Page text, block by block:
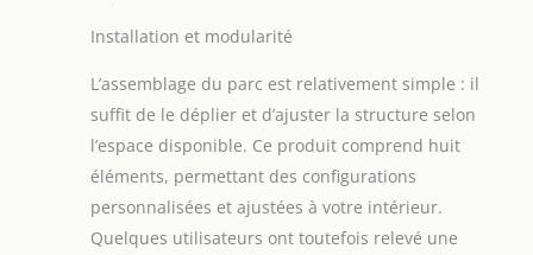
Installation et modularité
L’assemblage du parc est relativement simple : il
suffit de le déplier et d’ajuster la structure selon
l’espace disponible. Ce produit comprend huit
éléments, permettant des configurations
personnalisées et ajustées à votre intérieur.
Quelques utilisateurs ont toutefois relevé une